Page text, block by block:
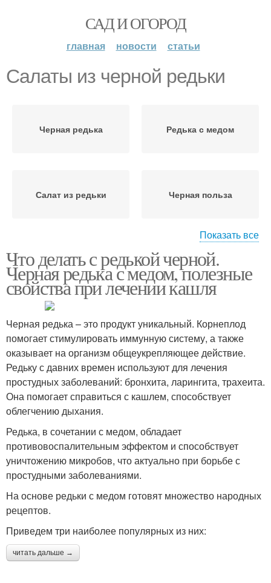
САД И ОГОРОД
главная новости статьи
Салаты из черной редьки
Черная редька Редька с медом
Салат из редьки Черная польза
Редька для организма Редьки для мужчин
Редьки для женщин Редька для похудения
Рецепты с черной
редькой
Редька для лечения
Редька от простуды Вкусный салат
Показать все
Что делать с редькой черной.
Черная редька с медом, полезные
свойства при лечении кашля
Черная редька – это продукт уникальный. Корнеплод
помогает стимулировать иммунную систему, а также
оказывает на организм общеукрепляющее действие.
Редьку с давних времен используют для лечения
простудных заболеваний: бронхита, ларингита, трахеита.
Она помогает справиться с кашлем, способствует
облегчению дыхания.
Редька, в сочетании с медом, обладает
противовоспалительным эффектом и способствует
уничтожению микробов, что актуально при борьбе с
простудными заболеваниями.
На основе редьки с медом готовят множество народных
рецептов.
Приведем три наиболее популярных из них:
читать дальше →